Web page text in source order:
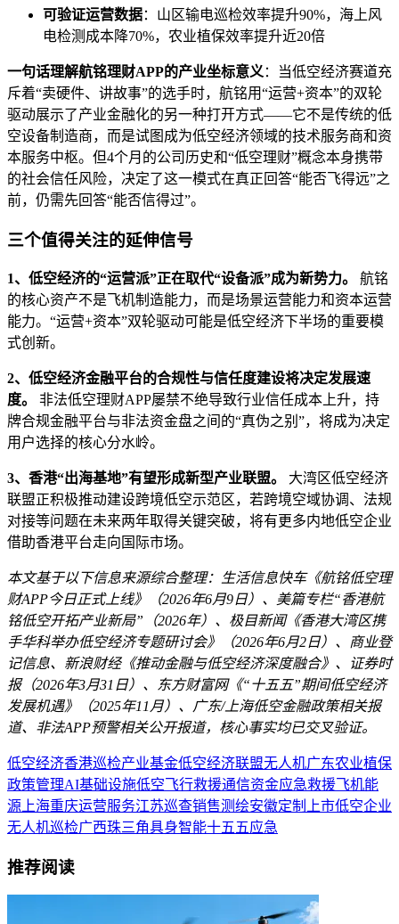
可验证运营数据：山区输电巡检效率提升90%，海上风
电检测成本降70%，农业植保效率提升近20倍
一句话理解航铭理财APP的产业坐标意义 ：当低空经济赛道充
斥着“卖硬件、讲故事”的选手时，航铭用“运营+资本”的双轮
驱动展示了产业金融化的另一种打开方式——它不是传统的低
空设备制造商，而是试图成为低空经济领域的技术服务商和资
本服务中枢。但4个月的公司历史和“低空理财”概念本身携带
的社会信任风险，决定了这一模式在真正回答“能否飞得远”之
前，仍需先回答“能否信得过”。
三个值得关注的延伸信号
1、低空经济的“运营派”正在取代“设备派”成为新势力。
航铭
的核心资产不是飞机制造能力，而是场景运营能力和资本运营
能力。“运营+资本”双轮驱动可能是低空经济下半场的重要模
式创新。
2、低空经济金融平台的合规性与信任度建设将决定发展速
度。
非法低空理财APP屡禁不绝导致行业信任成本上升，持
牌合规金融平台与非法资金盘之间的“真伪之别”，将成为决定
用户选择的核心分水岭。
3、香港“出海基地”有望形成新型产业联盟。
大湾区低空经济
联盟正积极推动建设跨境低空示范区，若跨境空域协调、法规
对接等问题在未来两年取得关键突破，将有更多内地低空企业
借助香港平台走向国际市场。
本文基于以下信息来源综合整理：生活信息快车《航铭低空理
财APP今日正式上线》（2026年6月9日）、美篇专栏“香港航
铭低空开拓产业新局”（2026年）、极目新闻《香港大湾区携
手华科举办低空经济专题研讨会》（2026年6月2日）、商业登
记信息、新浪财经《推动金融与低空经济深度融合》、证券时
报（2026年3月31日）、东方财富网《“十五五”期间低空经济
发展机遇》（2025年11月）、广东/上海低空金融政策相关报
道、非法APP预警相关公开报道，核心事实均已交叉验证。
低空经济香港巡检产业基金低空经济联盟无人机广东农业植保
政策管理AI基础设施低空飞行救援通信资金应急救援飞机能
源 上海重庆运营服务江苏巡查销售测绘安徽定制 上市低空企业
无人机巡检广西珠三角具身智能十五五应急
推荐阅读